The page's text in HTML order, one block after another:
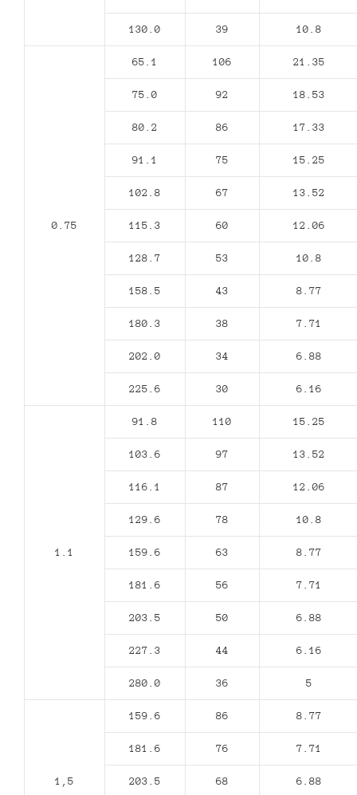
130.0 39 10.8
0.75
65.1 106 21.35
75.0 92 18.53
80.2 86 17.33
91.1 75 15.25
102.8 67 13.52
115.3 60 12.06
128.7 53 10.8
158.5 43 8.77
180.3 38 7.71
202.0 34 6.88
225.6 30 6.16
1.1
91.8 110 15.25
103.6 97 13.52
116.1 87 12.06
129.6 78 10.8
159.6 63 8.77
181.6 56 7.71
203.5 50 6.88
227.3 44 6.16
280.0 36 5
1,5
159.6 86 8.77
181.6 76 7.71
203.5 68 6.88